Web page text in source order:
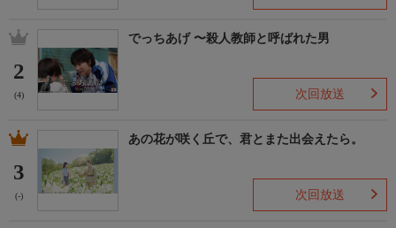
2
(4)
でっちあげ 〜殺人教師と呼ばれた男
次回放送
3
(-)
あの花が咲く丘で、君とまた出会えたら。
次回放送